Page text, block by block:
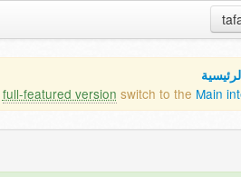
full-featured version switch to the Main